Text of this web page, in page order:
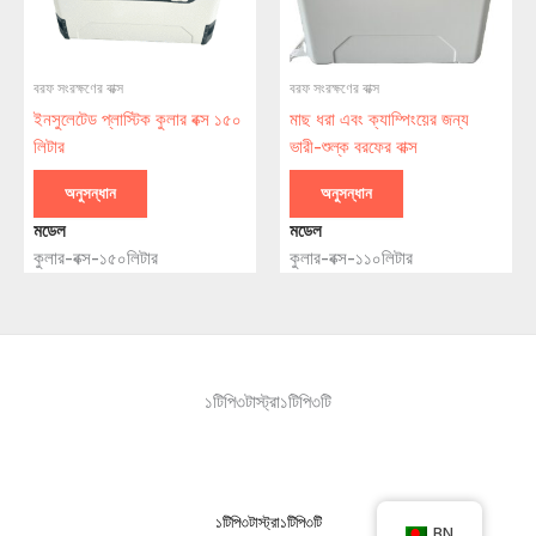
বরফ সংরক্ষণের বাক্স
ইনসুলেটেড প্লাস্টিক কুলার বক্স ১৫০
লিটার
অনুসন্ধান
মডেল
কুলার-বক্স-১৫০লিটার
বরফ সংরক্ষণের বাক্স
মাছ ধরা এবং ক্যাম্পিংয়ের জন্য
ভারী-শুল্ক বরফের বাক্স
অনুসন্ধান
মডেল
কুলার-বক্স-১১০লিটার
১টিপি৩টাস্ট্রা১টিপি৩টি
১টিপি৩টাস্ট্রা১টিপি৩টি